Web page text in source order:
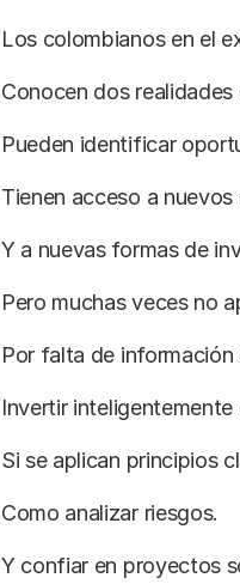
Los colombianos en el
Conocen dos realidades
Pueden identificar
Tienen acceso a nuevos
Y a nuevas formas de
Pero muchas veces no
Por falta de información
Invertir inteligentemente
Si se aplican principios
Como analizar riesgos.
Y confiar en proyectos